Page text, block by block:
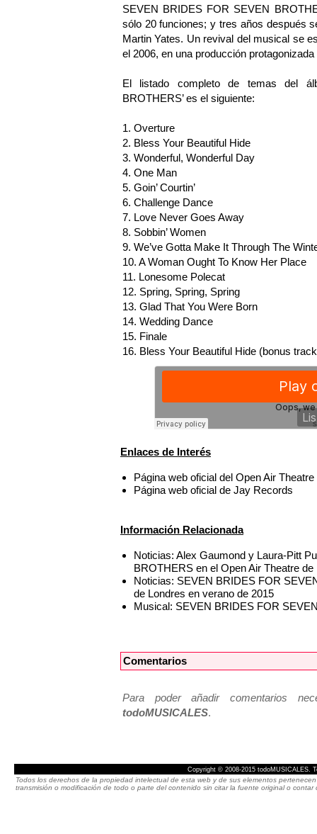
SEVEN BRIDES FOR SEVEN
sólo 20 funciones; y tres años después
Martin Yates. Un revival del musical se
el 2006, en una producción
El listado completo de temas del
BROTHERS’ es el siguiente:
1. Overture
2. Bless Your Beautiful Hide
3. Wonderful, Wonderful Day
4. One Man
5. Goin’ Courtin’
6. Challenge Dance
7. Love Never Goes Away
8. Sobbin’ Women
9. We’ve Gotta Make It Through The
10. A Woman Ought To Know Her Place
11. Lonesome Polecat
12. Spring, Spring, Spring
13. Glad That You Were Born
14. Wedding Dance
15. Finale
16. Bless Your Beautiful Hide (bonus
Enlaces de Interés
Página web oficial del Open Air
Página web oficial de Jay Records
Información Relacionada
Noticias: Alex Gaumond y Laura-Pitt
BROTHERS en el Open Air Theatre de
Noticias: SEVEN BRIDES FOR
de Londres en verano de 2015
Musical: SEVEN BRIDES FOR
Comentarios
Para poder añadir comentarios
todoMUSICALES.
Copyright © 2008-2015 todoMUSICALES.
Todos los derechos de la propiedad intelectual de esta web y de sus elementos
transmisión o modificación de todo o parte del contenido sin citar la fuente original o